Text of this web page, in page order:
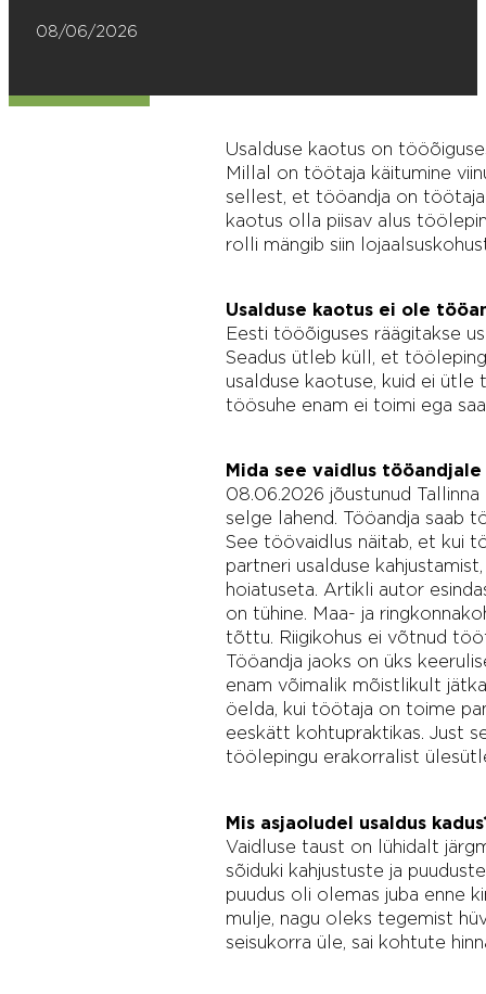
08/06/2026
Usalduse kaotus on
Millal on töötaja käitumine
sellest, et tööandja on töötaja
kaotus olla piisav alus
rolli mängib siin
Usalduse kaotus ei ole
Eesti tööõiguses räägitakse
Seadus ütleb küll, et
usalduse kaotuse, kuid ei
töösuhe enam ei toimi ega
Mida see vaidlus
08.06.2026 jõustunud
selge lahend. Tööandja saab
See töövaidlus näitab, et kui
partneri usalduse
hoiatuseta. Artikli autor
on tühine. Maa- ja
tõttu. Riigikohus ei võtnud
Tööandja jaoks on üks
enam võimalik mõistlikult
öelda, kui töötaja on toime
eeskätt kohtupraktikas. Just
töölepingu erakorralist
Mis asjaoludel usaldus
Vaidluse taust on lühidalt
sõiduki kahjustuste ja
puudus oli olemas juba enne
mulje, nagu oleks tegemist
seisukorra üle, sai kohtute